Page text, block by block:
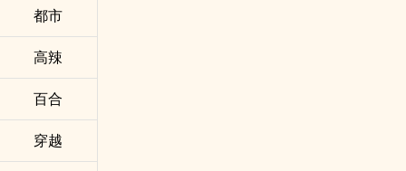
都市
‎‎高­辣‍​
百合
穿越